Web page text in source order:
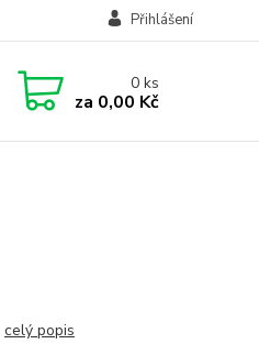
Přihlášení
0ks
za 0,00 Kč
celý popis